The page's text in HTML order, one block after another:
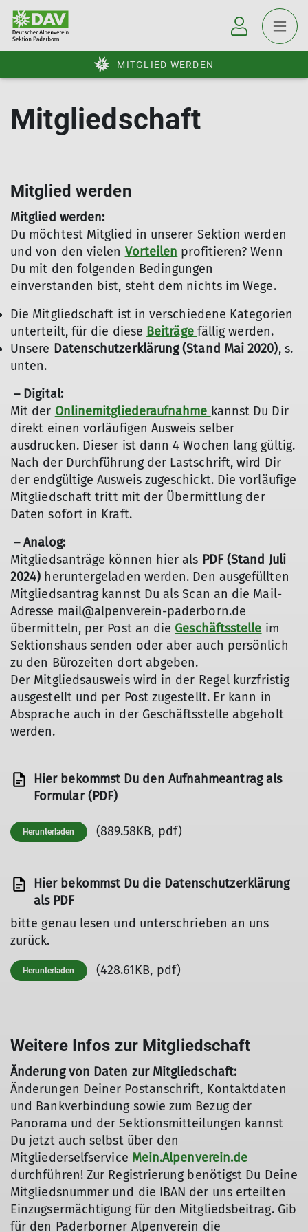
MITGLIED WERDEN
Mitgliedschaft
Mitglied werden
Mitglied werden:
Du möchtest Mitglied in unserer Sektion werden
und von den vielen Vorteilen profitieren? Wenn
Du mit den folgenden Bedingungen
einverstanden bist, steht dem nichts im Wege.
Die Mitgliedschaft ist in verschiedene Kategorien
unterteilt, für die diese Beiträge fällig werden.
Unsere Datenschutzerklärung (Stand Mai 2020), s.
unten.
– Digital:
Mit der Onlinemitgliederaufnahme kannst Du Dir
direkt einen vorläufigen Ausweis selber
ausdrucken. Dieser ist dann 4 Wochen lang gültig.
Nach der Durchführung der Lastschrift, wird Dir
der endgültige Ausweis zugeschickt. Die vorläufige
Mitgliedschaft tritt mit der Übermittlung der
Daten sofort in Kraft.
– Analog:
Mitgliedsanträge können hier als PDF (Stand Juli
2024) heruntergeladen werden. Den ausgefüllten
Mitgliedsantrag kannst Du als Scan an die Mail-
Adresse mail@alpenverein-paderborn.de
übermitteln, per Post an die Geschäftsstelle im
Sektionshaus senden oder aber auch persönlich
zu den Bürozeiten dort abgeben.
Der Mitgliedsausweis wird in der Regel kurzfristig
ausgestellt und per Post zugestellt. Er kann in
Absprache auch in der Geschäftsstelle abgeholt
werden.
Hier bekommst Du den Aufnahmeantrag als
Formular (PDF)
Herunterladen (889.58KB, pdf)
Hier bekommst Du die Datenschutzerklärung
als PDF
bitte genau lesen und unterschrieben an uns
zurück.
Herunterladen (428.61KB, pdf)
Weitere Infos zur Mitgliedschaft
Änderung von Daten zur Mitgliedschaft:
Änderungen Deiner Postanschrift, Kontaktdaten
und Bankverbindung sowie zum Bezug der
Panorama und der Sektionsmitteilungen kannst
Du jetzt auch selbst über den
Mitgliederselfservice Mein.Alpenverein.de
durchführen! Zur Registrierung benötigst Du Deine
Mitgliedsnummer und die IBAN der uns erteilten
Einzugsermächtigung für den Mitgliedsbeitrag. Gib
für den Paderborner Alpenverein die